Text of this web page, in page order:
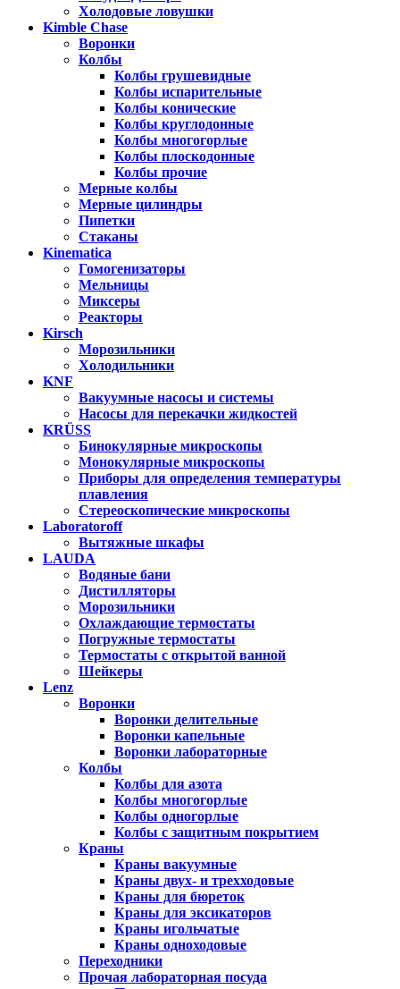
Холодовые ловушки
Kimble Chase
Воронки
Колбы
Колбы грушевидные
Колбы испарительные
Колбы конические
Колбы круглодонные
Колбы многогорлые
Колбы плоскодонные
Колбы прочие
Мерные колбы
Мерные цилиндры
Пипетки
Стаканы
Kinematica
Гомогенизаторы
Мельницы
Миксеры
Реакторы
Kirsch
Морозильники
Холодильники
KNF
Вакуумные насосы и системы
Насосы для перекачки жидкостей
KRÜSS
Бинокулярные микроскопы
Монокулярные микроскопы
Приборы для определения температуры
плавления
Стереоскопические микроскопы
Laboratoroff
Вытяжные шкафы
LAUDA
Водяные бани
Дистилляторы
Морозильники
Охлаждающие термостаты
Погружные термостаты
Термостаты с открытой ванной
Шейкеры
Lenz
Воронки
Воронки делительные
Воронки капельные
Воронки лабораторные
Колбы
Колбы для азота
Колбы многогорлые
Колбы одногорлые
Колбы с защитным покрытием
Краны
Краны вакуумные
Краны двух- и трехходовые
Краны для бюреток
Краны для эксикаторов
Краны игольчатые
Краны одноходовые
Переходники
Прочая лабораторная посуда